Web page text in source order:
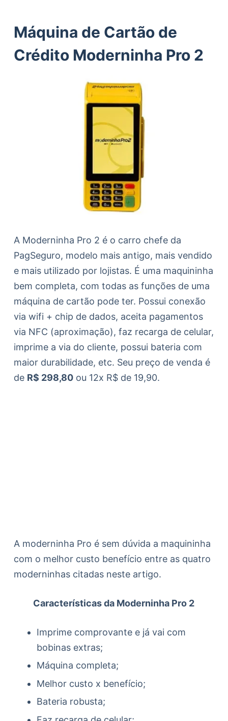
Máquina de Cartão de
Crédito Moderninha Pro 2
A Moderninha Pro 2 é o carro chefe da
PagSeguro, modelo mais antigo, mais vendido
e mais utilizado por lojistas. É uma maquininha
bem completa, com todas as funções de uma
máquina de cartão pode ter. Possui conexão
via wifi + chip de dados, aceita pagamentos
via NFC (aproximação), faz recarga de celular,
imprime a via do cliente, possui bateria com
maior durabilidade, etc. Seu preço de venda é
de R$ 298,80ou 12x R$ de 19,90.
A moderninha Pro é sem dúvida a maquininha
com o melhor custo benefício entre as quatro
moderninhas citadas neste artigo.
Características da Moderninha Pro 2
Imprime comprovante e já vai com
bobinas extras;
Máquina completa;
Melhor custo x benefício;
Bateria robusta;